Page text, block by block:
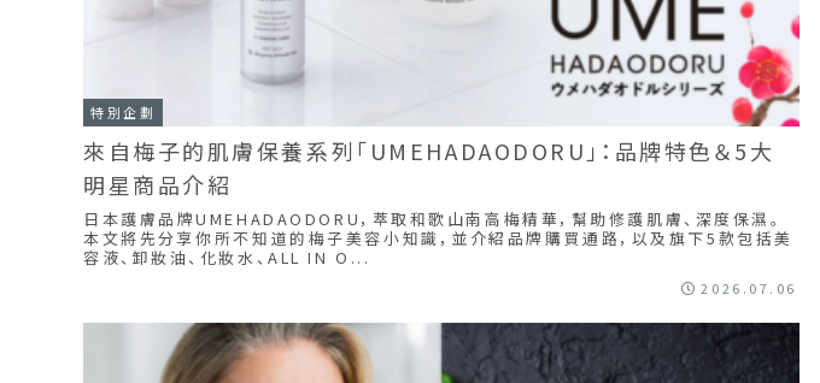
特別企劃
來自梅子的肌膚保養系列「UMEHADAODORU」：品牌特色＆5大
明星商品介紹
日本護膚品牌UMEHADAODORU，萃取和歌山南高梅精華，幫助修護肌膚、深度保濕。
本文將先分享你所不知道的梅子美容小知識，並介紹品牌購買通路，以及旗下5款包括美
容液、卸妝油、化妝水、ALL IN O...
2026.07.06